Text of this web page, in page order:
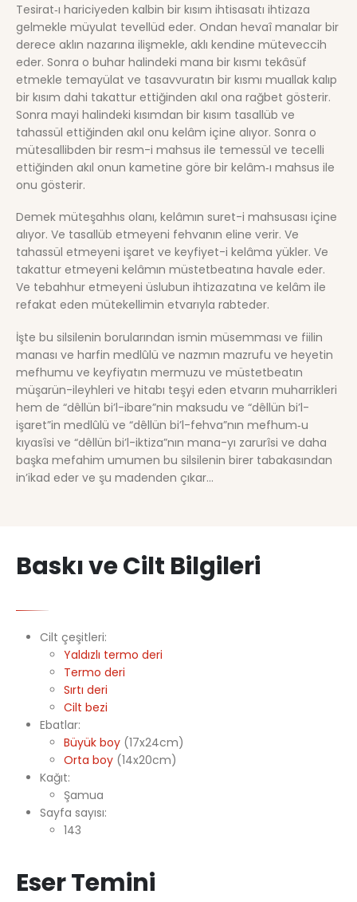
Tesirat‑ı hariciyeden kalbin bir kısım ihtisasatı ihtizaza
gelmekle müyulat tevellüd eder. Ondan hevaî manalar bir
derece aklın nazarına ilişmekle, aklı kendine müteveccih
eder. Sonra o buhar halindeki mana bir kısmı tekâsüf
etmekle temayülat ve tasavvuratın bir kısmı muallak kalıp
bir kısım dahi takattur ettiğinden akıl ona rağbet gösterir.
Sonra mayi halindeki kısımdan bir kısım tasallüb ve
tahassül ettiğinden akıl onu kelâm içine alıyor. Sonra o
mütesallibden bir resm-i mahsus ile temessül ve tecelli
ettiğinden akıl onun kametine göre bir kelâm‑ı mahsus ile
onu gösterir.
Demek müteşahhıs olanı, kelâmın suret-i mahsusası içine
alıyor. Ve tasallüb etmeyeni fehvanın eline verir. Ve
tahassül etmeyeni işaret ve keyfiyet-i kelâma yükler. Ve
takattur etmeyeni kelâmın müstetbeatına havale eder.
Ve tebahhur etmeyeni üslubun ihtizazatına ve kelâm ile
refakat eden mütekellimin etvarıyla rabteder.
İşte bu silsilenin borularından ismin müsemması ve fiilin
manası ve harfin medlûlü ve nazmın mazrufu ve heyetin
mefhumu ve keyfiyatın mermuzu ve müstetbeatın
müşarün-ileyhleri ve hitabı teşyi eden etvarın muharrikleri
hem de “dêllün bi’l-ibare”nin maksudu ve “dêllün bi’l-
işaret”in medlûlü ve “dêllün bi’l-fehva”nın mefhum‑u
kıyasîsi ve “dêllün bi’l-iktiza”nın mana-yı zarurîsi ve daha
başka mefahim umumen bu silsilenin birer tabakasından
in’ikad eder ve şu madenden çıkar…
Baskı ve Cilt Bilgileri
Cilt çeşitleri:
Yaldızlı termo deri
Termo deri
Sırtı deri
Cilt bezi
Ebatlar:
Büyük boy(17x24cm)
Orta boy(14x20cm)
Kağıt:
Şamua
Sayfa sayısı:
143
Eser Temini